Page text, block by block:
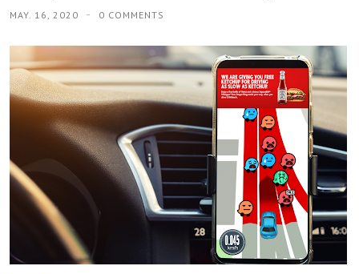
MAY. 16, 2020 0 COMMENTS